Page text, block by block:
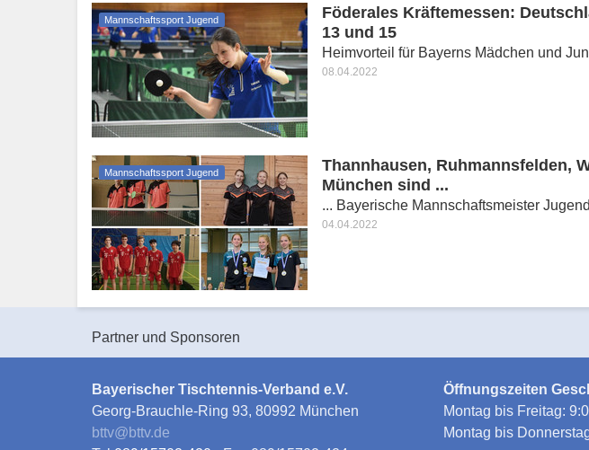
Mannschaftssport Jugend
Föderales Kräftemessen:
13 und 15
Heimvorteil für Bayerns Mädchen und
08.04.2022
Mannschaftssport Jugend
Thannhausen, Ruhmannsfelden,
München sind ...
... Bayerische Mannschaftsmeister
04.04.2022
Partner und Sponsoren
Bayerischer Tischtennis-Verband e.V.
Georg-Brauchle-Ring 93, 80992 München
bttv@bttv.de
Öffnungszeiten
Montag bis Freitag:
Montag bis